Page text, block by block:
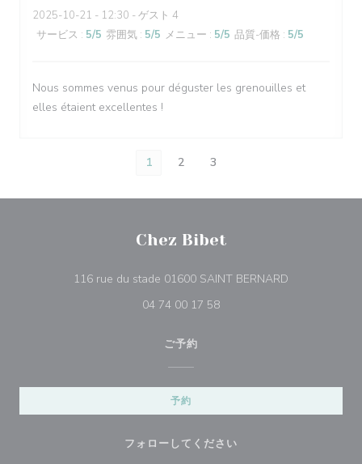
2025-10-21 - 12:30 - ゲスト 4
サービス : 5/5 雰囲気 : 5/5 メニュー : 5/5 品質-価格 : 5/5
Nous sommes venus pour déguster les grenouilles et
elles étaient excellentes !
1 2 3
Chez Bibet
116 rue du stade 01600 SAINT BERNARD
04 74 00 17 58
ご予約
予約
フォローしてください